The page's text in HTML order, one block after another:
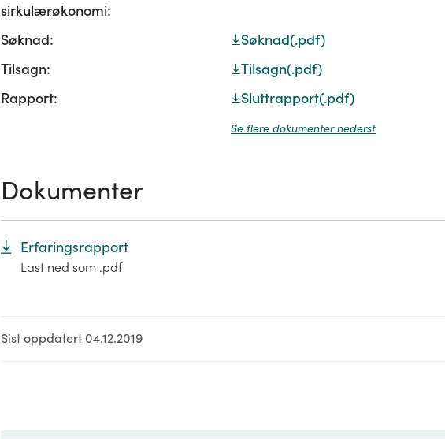
sirkulærøkonomi:
Søknad: Søknad(.pdf)
Tilsagn:
Tilsagn(.pdf)
Rapport:
Sluttrapport(.pdf)
Se flere dokumenter nederst
Dokumenter
Erfaringsrapport
Last ned som .pdf
Sist oppdatert 04.12.2019